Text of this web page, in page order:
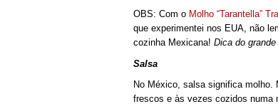
OBS: Com o Molho “Tarantella”
que experimentei nos EUA, não
cozinha Mexicana! Dica do grande
Salsa
No México, salsa significa molho.
frescos e às vezes cozidos numa